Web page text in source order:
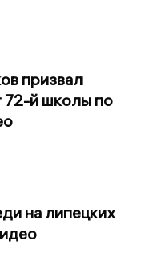
призвал
72-й школы по
на липецких